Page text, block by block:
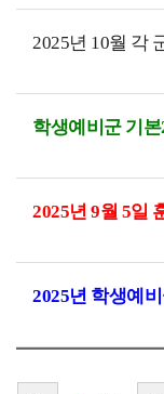
2025년 10월 각
학생예비군 기
2025년 9월 5일
2025년 학생예